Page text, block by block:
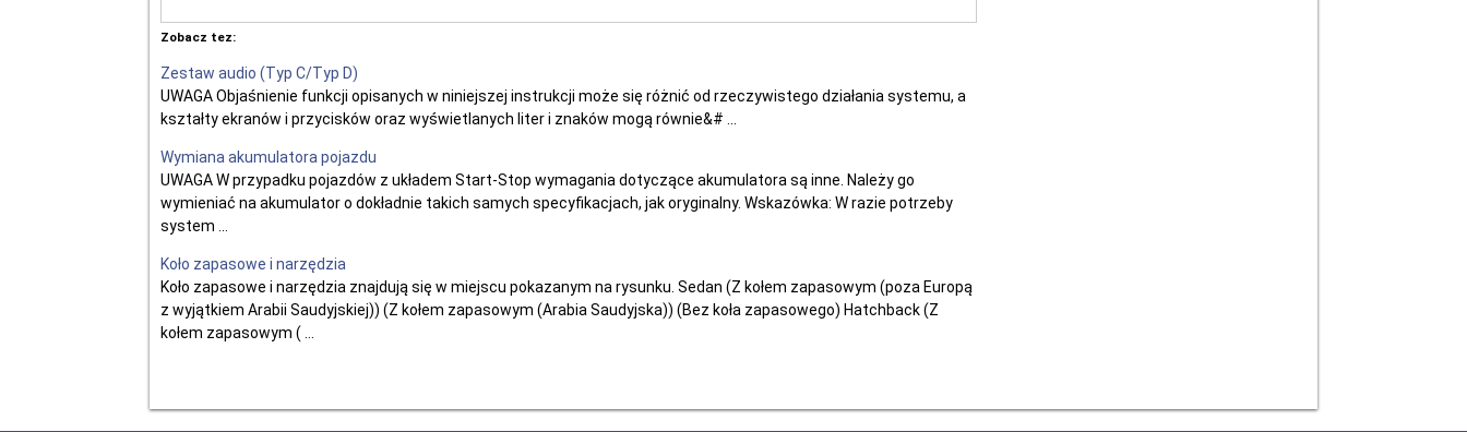
Zobacz tez:
Zestaw audio (Typ C/Typ D)
UWAGA Objaśnienie funkcji opisanych w niniejszej instrukcji może się różnić od rzeczywistego działania systemu, a
kształty ekranów i przycisków oraz wyświetlanych liter i znaków mogą równie&# ...
Wymiana akumulatora pojazdu
UWAGA W przypadku pojazdów z układem Start-Stop wymagania dotyczące akumulatora są inne. Należy go
wymieniać na akumulator o dokładnie takich samych specyfikacjach, jak oryginalny. Wskazówka: W razie potrzeby
system ...
Koło zapasowe i narzędzia
Koło zapasowe i narzędzia znajdują się w miejscu pokazanym na rysunku. Sedan (Z kołem zapasowym (poza Europą
z wyjątkiem Arabii Saudyjskiej)) (Z kołem zapasowym (Arabia Saudyjska)) (Bez koła zapasowego) Hatchback (Z
kołem zapasowym ( ...